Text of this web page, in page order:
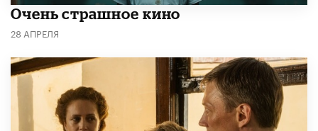
Очень страшное кино
28 АПРЕЛЯ